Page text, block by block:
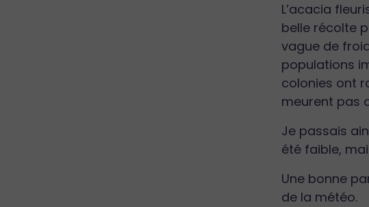
L’acacia
belle récolte
vague de
populations
colonies ont
meurent pas
Je passais
été faible,
Une bonne
de la météo.